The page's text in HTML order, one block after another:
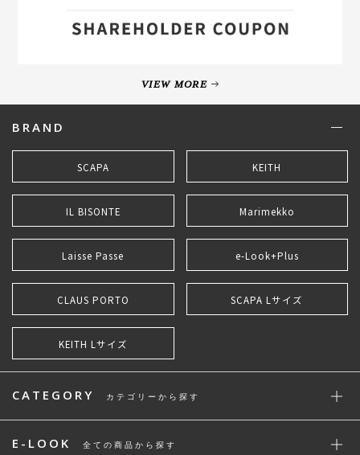
VIEW MORE
BRAND
SCAPA KEITH
IL BISONTE Marimekko
Laisse Passe e-Look+Plus
CLAUS PORTO SCAPA Lサイズ
KEITH Lサイズ
CATEGORY カテゴリーから探す
E-LOOK 全ての商品から探す